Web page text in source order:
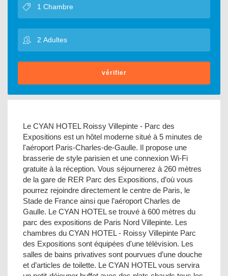
vérifier
Le CYAN HOTEL Roissy Villepinte - Parc des
Expositions est un hôtel moderne situé à 5 minutes de
l'aéroport Paris-Charles-de-Gaulle. Il propose une
brasserie de style parisien et une connexion Wi-Fi
gratuite à la réception. Vous séjournerez à 260 mètres
de la gare de RER Parc des Expositions, d’où vous
pourrez rejoindre directement le centre de Paris, le
Stade de France ainsi que l’aéroport Charles de
Gaulle. Le CYAN HOTEL se trouvé à 600 mètres du
parc des expositions de Paris Nord Villepinte. Les
chambres du CYAN HOTEL - Roissy Villepinte Parc
des Expositions sont équipées d'une télévision. Les
salles de bains privatives sont pourvues d’une douche
et d’articles de toilette. Le CYAN HOTEL vous servira